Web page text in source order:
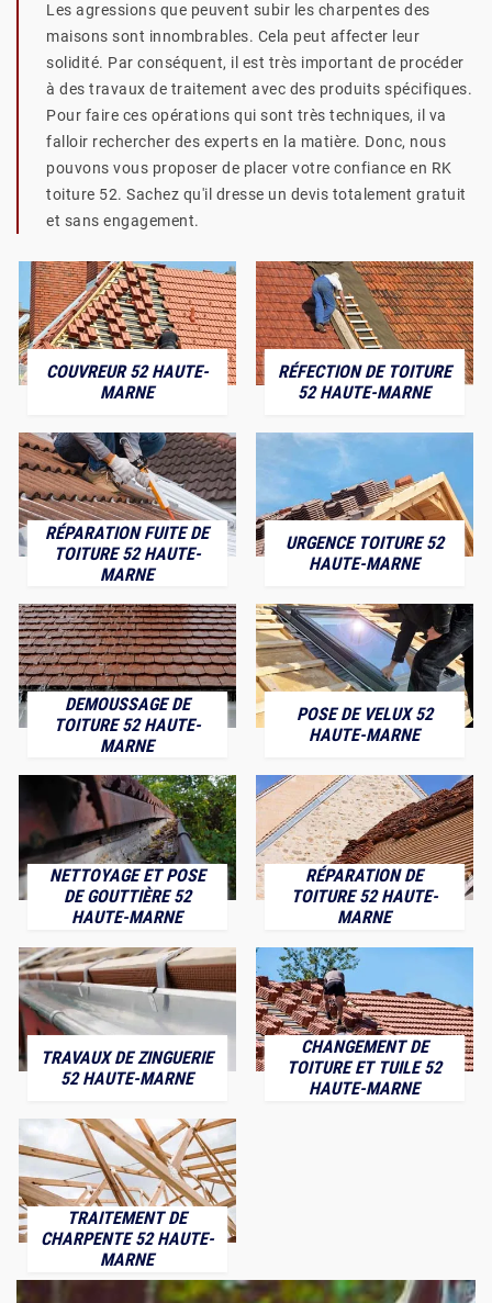
Les agressions que peuvent subir les charpentes des
maisons sont innombrables. Cela peut affecter leur
solidité. Par conséquent, il est très important de procéder
à des travaux de traitement avec des produits spécifiques.
Pour faire ces opérations qui sont très techniques, il va
falloir rechercher des experts en la matière. Donc, nous
pouvons vous proposer de placer votre confiance en RK
toiture 52. Sachez qu'il dresse un devis totalement gratuit
et sans engagement.
COUVREUR 52 HAUTE-
MARNE
RÉFECTION DE TOITURE
52 HAUTE-MARNE
RÉPARATION FUITE DE
TOITURE 52 HAUTE-
MARNE
URGENCE TOITURE 52
HAUTE-MARNE
DEMOUSSAGE DE
TOITURE 52 HAUTE-
MARNE
POSE DE VELUX 52
HAUTE-MARNE
NETTOYAGE ET POSE
DE GOUTTIÈRE 52
HAUTE-MARNE
RÉPARATION DE
TOITURE 52 HAUTE-
MARNE
TRAVAUX DE ZINGUERIE
52 HAUTE-MARNE
CHANGEMENT DE
TOITURE ET TUILE 52
HAUTE-MARNE
TRAITEMENT DE
CHARPENTE 52 HAUTE-
MARNE